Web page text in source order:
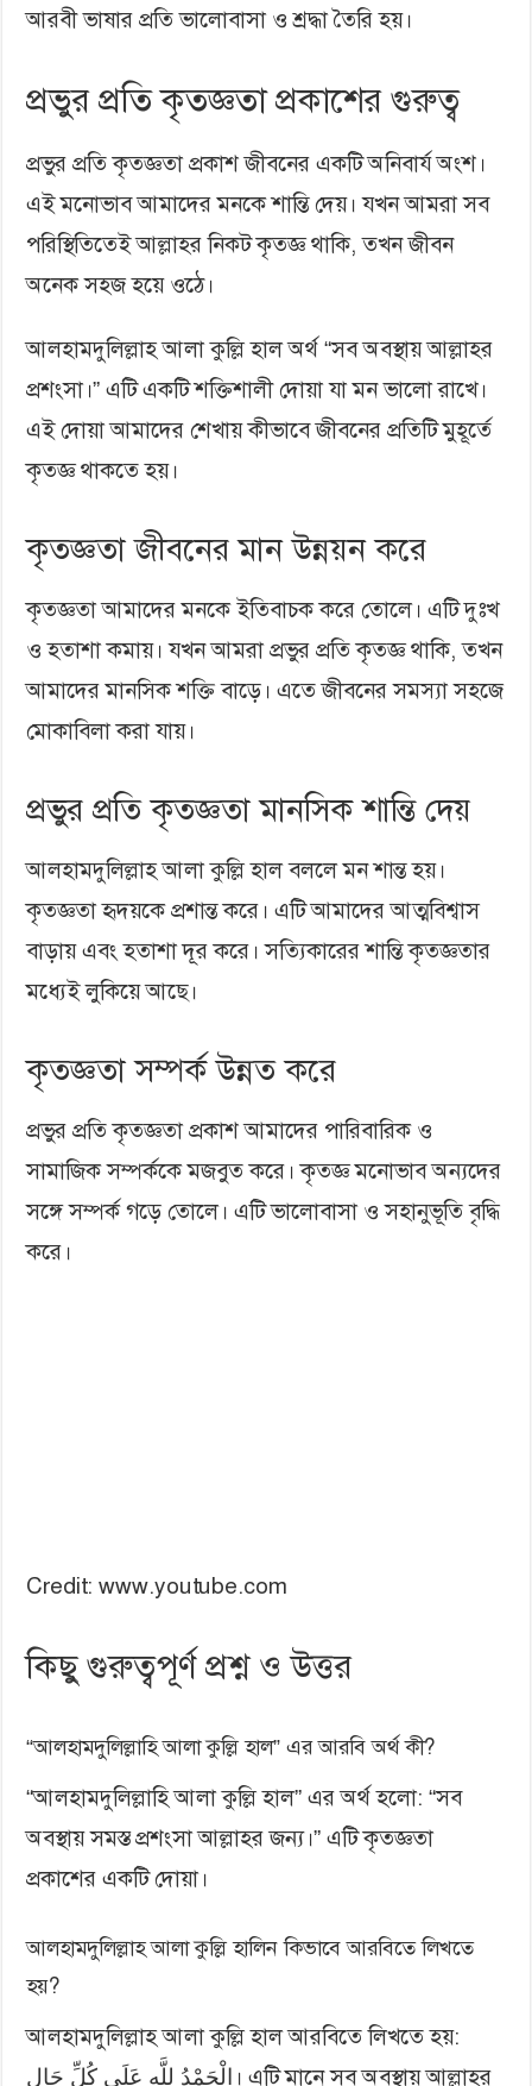
আরবী ভাষার প্রতি ভালোবাসা ও শ্রদ্ধা তৈরি হয়।
প্রভুর প্রতি কৃতজ্ঞতা প্রকাশের গুরুত্ব
প্রভুর প্রতি কৃতজ্ঞতা প্রকাশ জীবনের একটি অনিবার্য অংশ।
এই মনোভাব আমাদের মনকে শান্তি দেয়। যখন আমরা সব
পরিস্থিতিতেই আল্লাহর নিকট কৃতজ্ঞ থাকি, তখন জীবন
অনেক সহজ হয়ে ওঠে।
আলহামদুলিল্লাহ আলা কুল্লি হাল অর্থ “সব অবস্থায় আল্লাহর
প্রশংসা।” এটি একটি শক্তিশালী দোয়া যা মন ভালো রাখে।
এই দোয়া আমাদের শেখায় কীভাবে জীবনের প্রতিটি মুহূর্তে
কৃতজ্ঞ থাকতে হয়।
কৃতজ্ঞতা জীবনের মান উন্নয়ন করে
কৃতজ্ঞতা আমাদের মনকে ইতিবাচক করে তোলে। এটি দুঃখ
ও হতাশা কমায়। যখন আমরা প্রভুর প্রতি কৃতজ্ঞ থাকি, তখন
আমাদের মানসিক শক্তি বাড়ে। এতে জীবনের সমস্যা সহজে
মোকাবিলা করা যায়।
প্রভুর প্রতি কৃতজ্ঞতা মানসিক শান্তি দেয়
আলহামদুলিল্লাহ আলা কুল্লি হাল বললে মন শান্ত হয়।
কৃতজ্ঞতা হৃদয়কে প্রশান্ত করে। এটি আমাদের আত্মবিশ্বাস
বাড়ায় এবং হতাশা দূর করে। সত্যিকারের শান্তি কৃতজ্ঞতার
মধ্যেই লুকিয়ে আছে।
কৃতজ্ঞতা সম্পর্ক উন্নত করে
প্রভুর প্রতি কৃতজ্ঞতা প্রকাশ আমাদের পারিবারিক ও
সামাজিক সম্পর্ককে মজবুত করে। কৃতজ্ঞ মনোভাব অন্যদের
সঙ্গে সম্পর্ক গড়ে তোলে। এটি ভালোবাসা ও সহানুভূতি বৃদ্ধি
করে।
Credit: www.youtube.com
কিছু গুরুত্বপূর্ণ প্রশ্ন ও উত্তর
“আলহামদুলিল্লাহি আলা কুল্লি হাল” এর আরবি অর্থ কী?
“আলহামদুলিল্লাহি আলা কুল্লি হাল” এর অর্থ হলো: “সব
অবস্থায় সমস্ত প্রশংসা আল্লাহর জন্য।” এটি কৃতজ্ঞতা
প্রকাশের একটি দোয়া।
আলহামদুলিল্লাহ আলা কুল্লি হালিন কিভাবে আরবিতে লিখতে
হয়?
আলহামদুলিল্লাহ আলা কুল্লি হাল আরবিতে লিখতে হয়:
الْحَمْدُ لِلَّهِ عَلَى كُلِّ حَالٍ। এটি মানে সব অবস্থায় আল্লাহর